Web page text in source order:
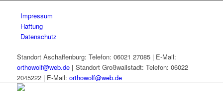
Impressum
Haftung
Datenschutz
Standort Aschaffenburg: Telefon: 06021 27085 | E-Mail:
orthowolf@web.de | Standort Großwallstadt: Telefon: 06022
2045222 | E-Mail: orthowolf@web.de